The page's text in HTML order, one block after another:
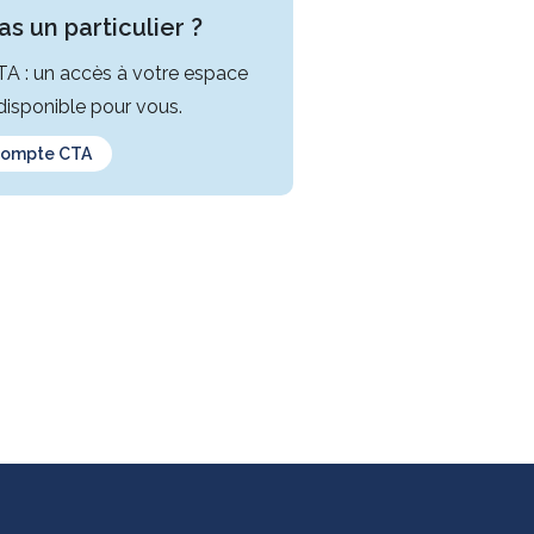
un particulier ?
: un accès à votre espace
pour vous.
CTA